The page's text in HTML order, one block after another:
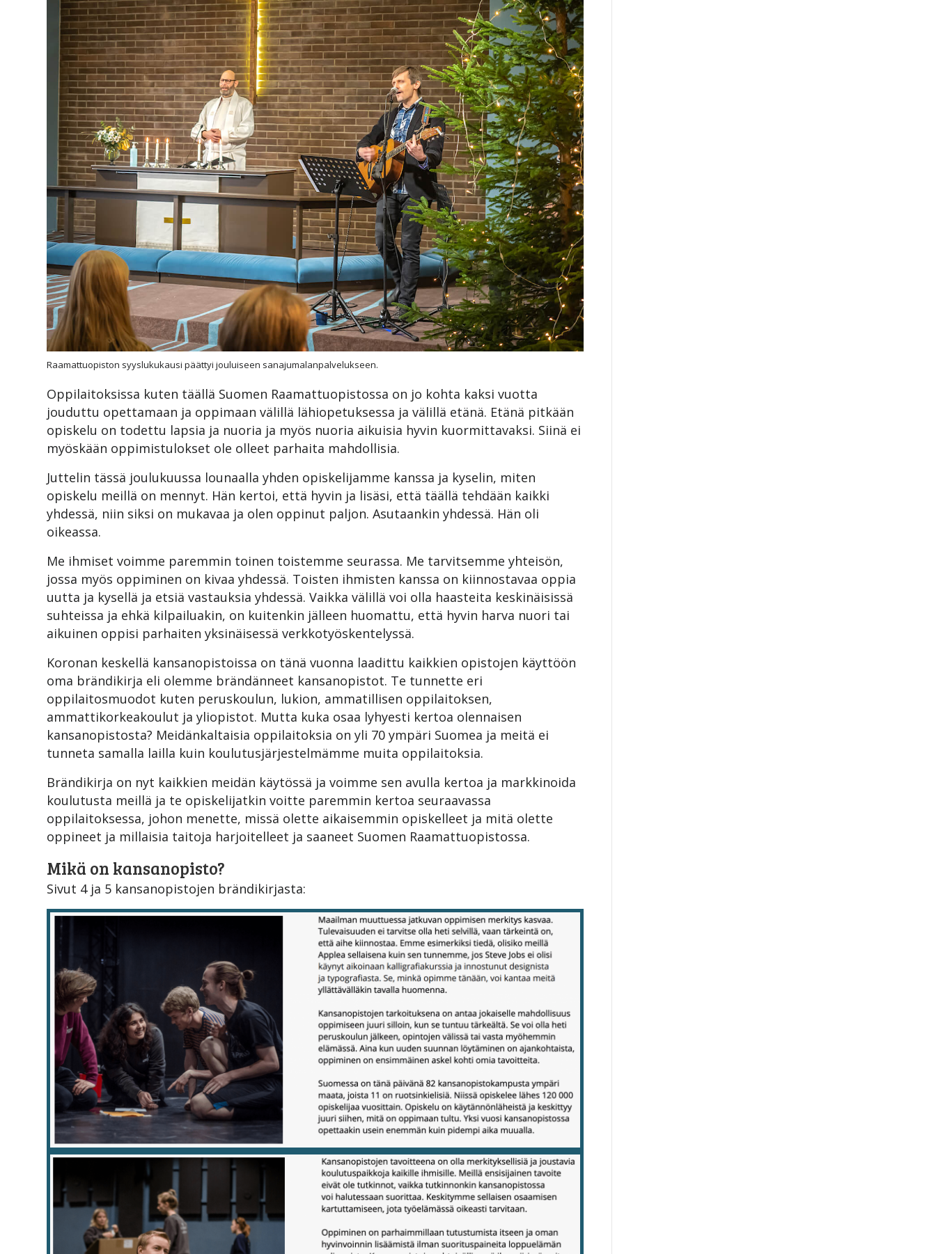
Raamattuopiston syyslukukausi päättyi jouluiseen sanajumalanpalvelukseen.
Oppilaitoksissa kuten täällä Suomen Raamattuopistossa on jo kohta kaksi vuotta
jouduttu opettamaan ja oppimaan välillä lähiopetuksessa ja välillä etänä. Etänä pitkään
opiskelu on todettu lapsia ja nuoria ja myös nuoria aikuisia hyvin kuormittavaksi. Siinä ei
myöskään oppimistulokset ole olleet parhaita mahdollisia.
Juttelin tässä joulukuussa lounaalla yhden opiskelijamme kanssa ja kyselin, miten
opiskelu meillä on mennyt. Hän kertoi, että hyvin ja lisäsi, että täällä tehdään kaikki
yhdessä, niin siksi on mukavaa ja olen oppinut paljon. Asutaankin yhdessä. Hän oli
oikeassa.
Me ihmiset voimme paremmin toinen toistemme seurassa. Me tarvitsemme yhteisön,
jossa myös oppiminen on kivaa yhdessä. Toisten ihmisten kanssa on kiinnostavaa oppia
uutta ja kysellä ja etsiä vastauksia yhdessä. Vaikka välillä voi olla haasteita keskinäisissä
suhteissa ja ehkä kilpailuakin, on kuitenkin jälleen huomattu, että hyvin harva nuori tai
aikuinen oppisi parhaiten yksinäisessä verkkotyöskentelyssä.
Koronan keskellä kansanopistoissa on tänä vuonna laadittu kaikkien opistojen käyttöön
oma brändikirja eli olemme brändänneet kansanopistot. Te tunnette eri
oppilaitosmuodot kuten peruskoulun, lukion, ammatillisen oppilaitoksen,
ammattikorkeakoulut ja yliopistot. Mutta kuka osaa lyhyesti kertoa olennaisen
kansanopistosta? Meidänkaltaisia oppilaitoksia on yli 70 ympäri Suomea ja meitä ei
tunneta samalla lailla kuin koulutusjärjestelmämme muita oppilaitoksia.
Brändikirja on nyt kaikkien meidän käytössä ja voimme sen avulla kertoa ja markkinoida
koulutusta meillä ja te opiskelijatkin voitte paremmin kertoa seuraavassa
oppilaitoksessa, johon menette, missä olette aikaisemmin opiskelleet ja mitä olette
oppineet ja millaisia taitoja harjoitelleet ja saaneet Suomen Raamattuopistossa.
Mikä on kansanopisto?
Sivut 4 ja 5 kansanopistojen brändikirjasta: